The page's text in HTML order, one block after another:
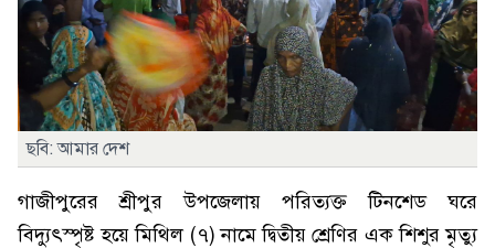
ছবি: আমার দেশ
গাজীপুরের শ্রীপুর উপজেলায় পরিত্যক্ত টিনশেড ঘরে
বিদ্যুৎস্পৃষ্ট হয়ে মিথিল (৭) নামে দ্বিতীয় শ্রেণির এক শিশুর মৃত্যু